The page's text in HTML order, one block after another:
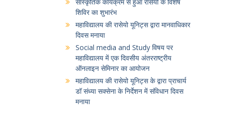
शिविर का शुभारंभ
महाविद्यालय की रासेयो यूनिट्स द्वारा मानवाधिकार
दिवस मनाया
Social media and Study विषय पर
महाविद्यालय में एक दिवसीय अंतरराष्ट्रीय
ऑनलाइन सेमिनार का आयोजन
महाविद्यालय की रासेयो यूनिट्स के द्वारा प्राचार्य
डॉ संध्या सक्सेना के निर्देशन में संविधान दिवस
मनाया